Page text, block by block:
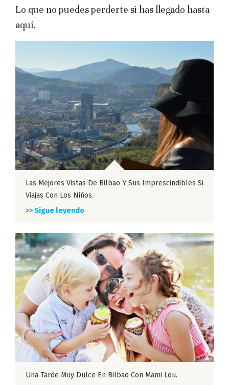
Lo que no puedes perderte si has llegado hasta
aquí.
Las Mejores Vistas De Bilbao Y Sus Imprescindibles Si
Viajas Con Los Niños.
>> Sigue leyendo
Una Tarde Muy Dulce En Bilbao Con Mami Lou.